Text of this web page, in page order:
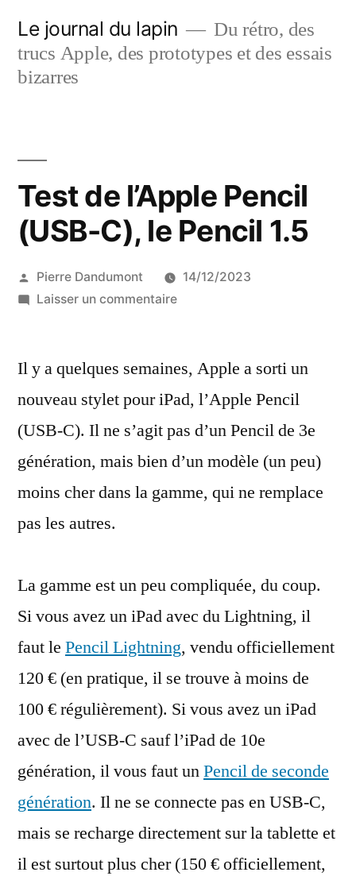
contenu
Le journal du lapin
Du rétro, des
trucs Apple, des prototypes et des essais
bizarres
Test de l’Apple Pencil
(USB-C), le Pencil 1.5
Publié
par
Pierre Dandumont
14/12/2023
Laisser un commentairesur
l’Apple
(USB-
C),
le
1.5
Il y a quelques semaines, Apple a sorti un
nouveau stylet pour iPad, l’Apple Pencil
(USB-C). Il ne s’agit pas d’un Pencil de 3e
génération, mais bien d’un modèle (un peu)
moins cher dans la gamme, qui ne remplace
pas les autres.
La gamme est un peu compliquée, du coup.
Si vous avez un iPad avec du Lightning, il
faut le Pencil Lightning, vendu officiellement
120 € (en pratique, il se trouve à moins de
100 € régulièrement). Si vous avez un iPad
avec de l’USB-C sauf l’iPad de 10e
génération, il vous faut unPencil de seconde
génération. Il ne se connecte pas en USB-C,
mais se recharge directement sur la tablette et
il est surtout plus cher (150 € officiellement,